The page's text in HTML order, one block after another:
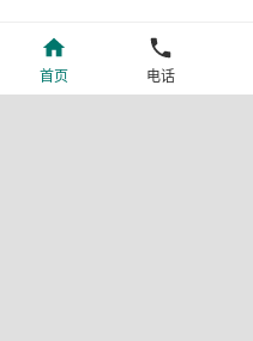
首页 电话